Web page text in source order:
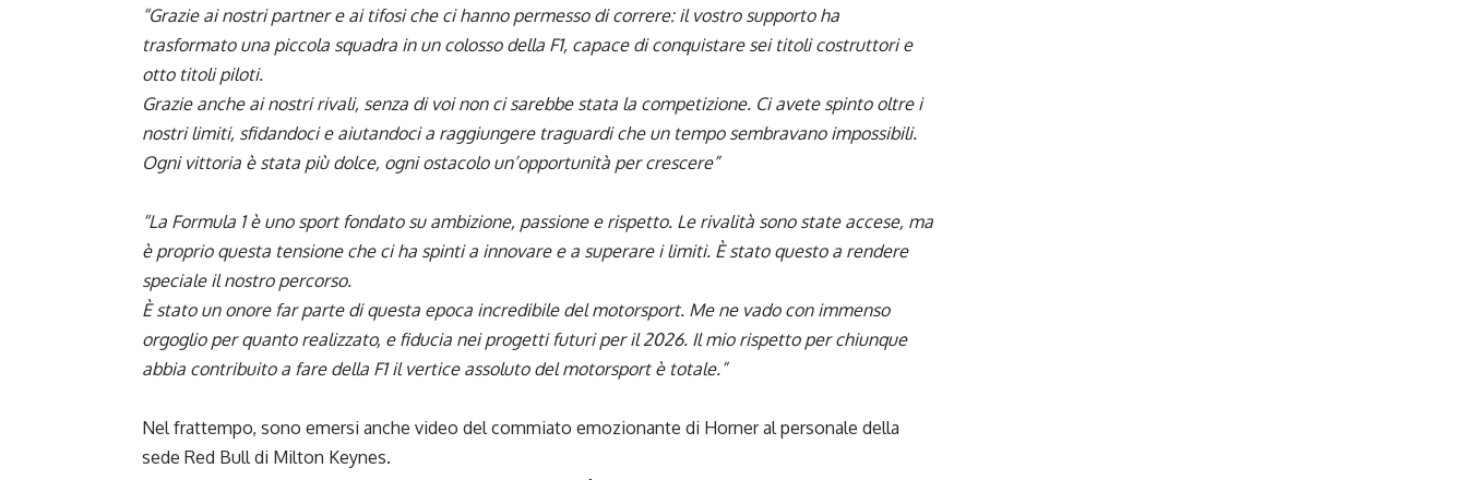
“Grazie ai nostri partner e ai tifosi che ci hanno permesso di correre: il vostro supporto ha
trasformato una piccola squadra in un colosso della F1, capace di conquistare sei titoli costruttori e
otto titoli piloti.
Grazie anche ai nostri rivali, senza di voi non ci sarebbe stata la competizione. Ci avete spinto oltre i
nostri limiti, sfidandoci e aiutandoci a raggiungere traguardi che un tempo sembravano impossibili.
Ogni vittoria è stata più dolce, ogni ostacolo un’opportunità per crescere”
“La Formula 1 è uno sport fondato su ambizione, passione e rispetto. Le rivalità sono state accese, ma
è proprio questa tensione che ci ha spinti a innovare e a superare i limiti. È stato questo a rendere
speciale il nostro percorso.
È stato un onore far parte di questa epoca incredibile del motorsport. Me ne vado con immenso
orgoglio per quanto realizzato, e fiducia nei progetti futuri per il 2026. Il mio rispetto per chiunque
abbia contribuito a fare della F1 il vertice assoluto del motorsport è totale.”
Nel frattempo, sono emersi anche video del commiato emozionante di Horner al personale della
sede Red Bull di Milton Keynes.